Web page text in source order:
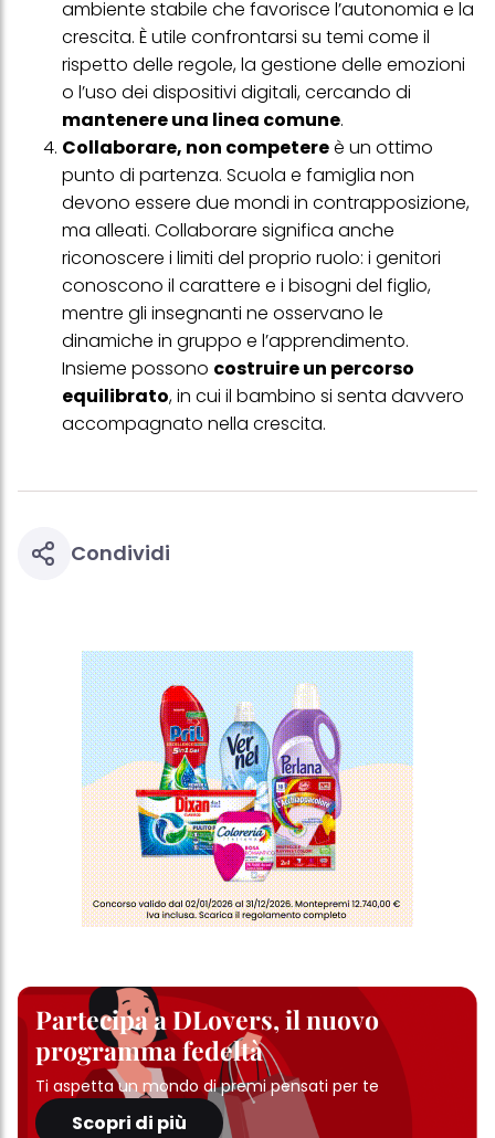
ambiente stabile che favorisce l’autonomia e la
crescita. È utile confrontarsi su temi come il
rispetto delle regole, la gestione delle emozioni
o l’uso dei dispositivi digitali, cercando di
mantenere una linea comune.
Collaborare, non competereè un ottimo
punto di partenza. Scuola e famiglia non
devono essere due mondi in contrapposizione,
ma alleati. Collaborare significa anche
riconoscere i limiti del proprio ruolo: i genitori
conoscono il carattere e i bisogni del figlio,
mentre gli insegnanti ne osservano le
dinamiche in gruppo e l’apprendimento.
Insieme possono costruire un percorso
equilibrato, in cui il bambino si senta davvero
accompagnato nella crescita.
Condividi
Partecipa a DLovers, il nuovo
programma fedeltà
Ti aspetta un mondo di premi pensati per te
Scopri di più
profili per scopi di marketing personalizzato, in particolare per
visualizzare annunci pubblicitari che potrebbero interessarti
(basati, ad esempio, sui tuoi interessi identificati) su questo sito
web e altri media (di terzi) tramite i dispositivi assegnati a te o
alla tua famiglia, nonché per misurare e ottimizzare il successo
delle campagne pubblicitarie.
Puoi trovare maggiori informazioni sul trattamento dei tuoi dati
nella nostra Informativa sulla protezione dei dati collegata nel piè
di pagina (Sezione "Cookie, Pixel, Impronte digitali e tecnologie
simili"). Puoi revocare il tuo consenso in qualsiasi momento con
effetto per il futuro disabilitando i cookie sul nostro sito web nella
sezione "Impostazioni cookie" collegata nel piè di pagina. Per
ulteriori informazioni sui cookie utilizzati su questo sito Web, in
particolare sul loro periodo di conservazione, consultare le
informazioni dettagliate su ciascun cookie disponibili facendo
clic su "modifica" di seguito".
Se fai clic su "Modifica" potrai trovare maggiori informazioni sul
trattamento dei tuoi dati / sull'uso dei cookie e consentirli per uno o
più degli scopi sopra menzionati. Cliccando su "Accetta tutto",
acconsenti all'uso dei cookie e al trattamento dei tuoi dati
personali per tutte le finalità sopra indicate. Se fai clic su "Rifiuta",